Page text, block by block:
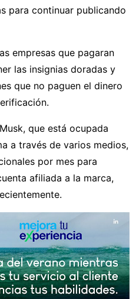
para continuar publicando
empresas que pagaran
las insignias doradas y
que no paguen el dinero
que está ocupada
a través de varios medios,
por mes para
afiliada a la marca,